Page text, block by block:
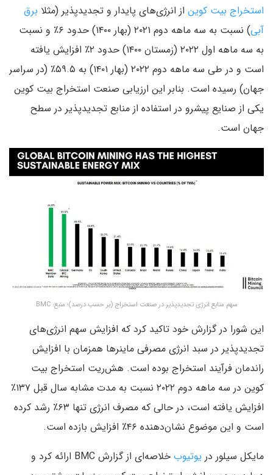
استخراج بیت کوین از انرژی‌های پایدار و تجدیدپذیر (مثلا برق
آبی
) نسبت به سه ماهه دوم ۲۰۲۱ (بهار ۱۴۰۰) حدود ۶٪ و نسبت
به سه ماهه اول ۲۰۲۲ (زمستان ۱۴۰۰) حدود ۲٪ افزایش یافته
است و در طی سه ماهه دوم ۲۰۲۲ (بهار ۱۴۰۱) به ۵۹.۵٪ (در سراسر
جهان) رسیده است. بنابر این ارزیابی صنعت استخراج بیت کوین
یکی از صنایع پیشرو در استفاده از منابع تجدیدپذیر در سطح
جهان است.
سهم منابع انرژی تجدیدپذیر در صنعت استخراج (بر حسب درصد)؛ منبع: BMC
‌این شورا در گزارش خود تاکید کرد که افزایش سهم انرژی‌های
تجدیدپذیر در سبد انرژی مصرفی ماینرها همزمان با افزایش
راندمان فرآیند استخراج بوده است. هش‌ریت استخراج بیت
کوین در سه ماهه دوم ۲۰۲۲ نسبت به مدت مشابه سال قبل ۱۳۷٪
افزایش یافته است، در حالی که مصرف انرژی تنها ۶۳٪ رشد کرده
است و این موضوع نشان‌دهنده ۴۶٪ افزایش بازده است.
مایکل سیلور در یوتیوب
خلاصه‌ای از گزارش BMC ارائه کرد و